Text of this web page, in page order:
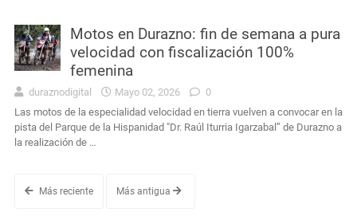
Motos en Durazno: fin de semana a pura
velocidad con fiscalización 100%
femenina
duraznodigital Mayo 02, 2026
0
Las motos de la especialidad velocidad en tierra vuelven a convocar en la
pista del Parque de la Hispanidad "Dr. Raúl Iturria Igarzabal” de Durazno a
la realización de …
Más reciente Más antigua